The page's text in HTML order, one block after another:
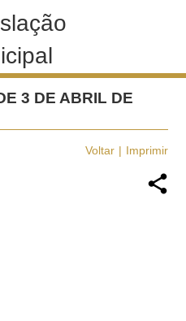
3 DE ABRIL DE
Voltar Imprimir